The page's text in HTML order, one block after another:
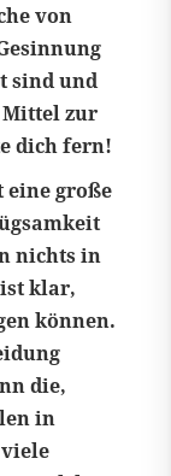
von
sind und
Mittel zur
dich fern!
eine große
nichts in
klar,
können.
die,
in